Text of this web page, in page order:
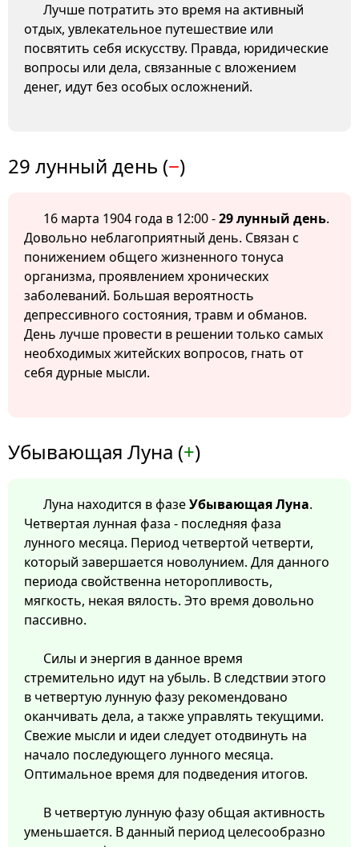
Лучше потратить это время на активный
отдых, увлекательное путешествие или
посвятить себя искусству. Правда, юридические
вопросы или дела, связанные с вложением
денег, идут без особых осложнений.
29 лунный день (−)
16 марта 1904 года в 12:00 -29 лунный день.
Довольно неблагоприятный день. Связан с
понижением общего жизненного тонуса
организма, проявлением хронических
заболеваний. Большая вероятность
депрессивного состояния, травм и обманов.
День лучше провести в решении только самых
необходимых житейских вопросов, гнать от
себя дурные мысли.
Убывающая Луна (+)
Луна находится в фазеУбывающая Луна.
Четвертая лунная фаза - последняя фаза
лунного месяца. Период четвертой четверти,
который завершается новолунием. Для данного
периода свойственна неторопливость,
мягкость, некая вялость. Это время довольно
пассивно.
Силы и энергия в данное время
стремительно идут на убыль. В следствии этого
в четвертую лунную фазу рекомендовано
оканчивать дела, а также управлять текущими.
Свежие мысли и идеи следует отодвинуть на
начало последующего лунного месяца.
Оптимальное время для подведения итогов.
В четвертую лунную фазу общая активность
уменьшается. В данный период целесообразно